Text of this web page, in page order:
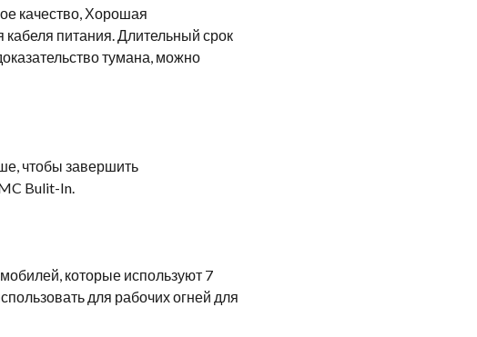
качество, Хорошая
кабеля питания. Длительный срок
тумана, можно
чтобы завершить
Bulit-In.
которые используют 7
для рабочих огней для